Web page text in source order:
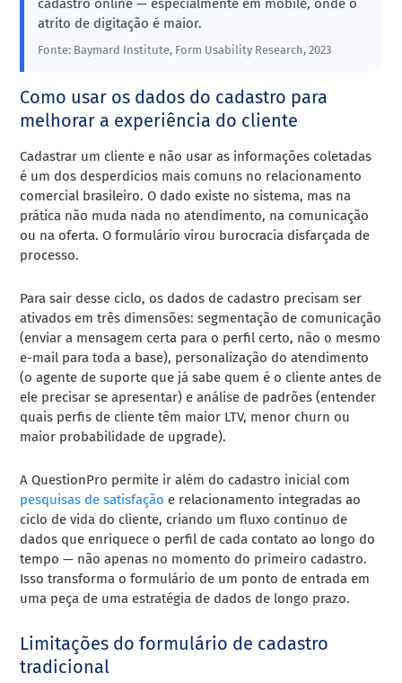
cadastro online — especialmente em mobile, onde o
atrito de digitação é maior.
Fonte: Baymard Institute, Form Usability Research, 2023
Como usar os dados do cadastro para
melhorar a experiência do cliente
Cadastrar um cliente e não usar as informações coletadas
é um dos desperdícios mais comuns no relacionamento
comercial brasileiro. O dado existe no sistema, mas na
prática não muda nada no atendimento, na comunicação
ou na oferta. O formulário virou burocracia disfarçada de
processo.
Para sair desse ciclo, os dados de cadastro precisam ser
ativados em três dimensões: segmentação de comunicação
(enviar a mensagem certa para o perfil certo, não o mesmo
e-mail para toda a base), personalização do atendimento
(o agente de suporte que já sabe quem é o cliente antes de
ele precisar se apresentar) e análise de padrões (entender
quais perfis de cliente têm maior LTV, menor churn ou
maior probabilidade de upgrade).
A QuestionPro permite ir além do cadastro inicial com
pesquisas de satisfação e relacionamento integradas ao
ciclo de vida do cliente, criando um fluxo contínuo de
dados que enriquece o perfil de cada contato ao longo do
tempo — não apenas no momento do primeiro cadastro.
Isso transforma o formulário de um ponto de entrada em
uma peça de uma estratégia de dados de longo prazo.
Limitações do formulário de cadastro
tradicional